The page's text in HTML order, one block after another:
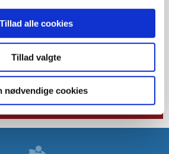
Tillad alle cookies
Tillad valgte
nødvendige cookies
om valg af Thermia
Kontakt os, så hjælper vi
dig!
OS PÅ THERMIA
VORES LOKALE EKSPERT